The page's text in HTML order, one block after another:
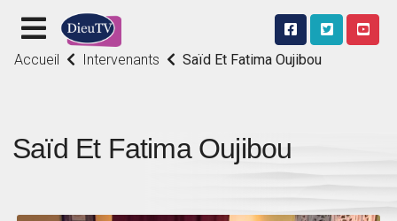
Accueil Intervenants Saïd Et Fatima Oujibou
Saïd Et Fatima Oujibou